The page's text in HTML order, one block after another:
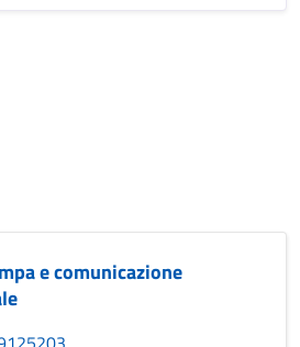
e comunicazione